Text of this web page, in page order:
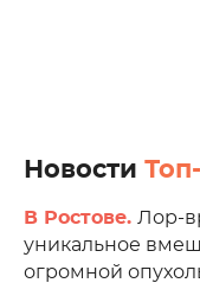
Новости
В Ростове. Лор-
уникальное
огромной